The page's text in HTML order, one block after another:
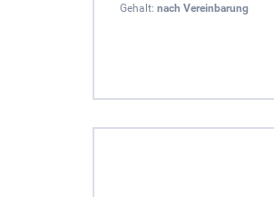
Gehalt: nach Vereinbarung